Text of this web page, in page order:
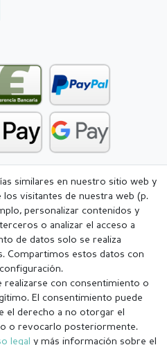
similares en nuestro sitio web y
visitantes de nuestra web (p.
personalizar contenidos y
o analizar el acceso a
de datos solo se realiza
Compartimos estos datos con
realizarse con consentimiento o
El consentimiento puede
el derecho a no otorgar el
o revocarlo posteriormente.
legal y más información sobre el